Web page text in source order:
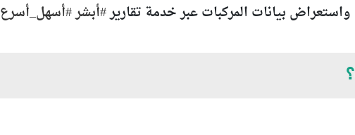
بيانات المركبات عبر خدمة تقارير#أبشر#أسهل_أسرع